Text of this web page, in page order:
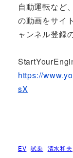
自動運転など
の動画をサイ
ャンネル登録
https://
sX
EV 試乗 清水和夫